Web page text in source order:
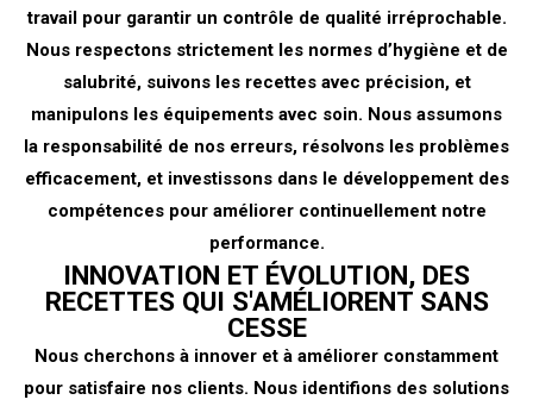
travail pour garantir un contrôle de qualité irréprochable.
Nous respectons strictement les normes d’hygiène et de
salubrité, suivons les recettes avec précision, et
manipulons les équipements avec soin. Nous assumons
la responsabilité de nos erreurs, résolvons les problèmes
efficacement, et investissons dans le développement des
compétences pour améliorer continuellement notre
performance.
INNOVATION ET ÉVOLUTION, DES
RECETTES QUI S'AMÉLIORENT SANS
CESSE
Nous cherchons à innover et à améliorer constamment
pour satisfaire nos clients. Nous identifions des solutions